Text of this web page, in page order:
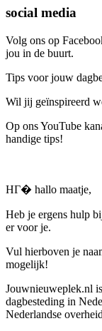
social media
Volg ons op
jou in de buurt.
Tips voor jouw
Wil jij geïnspireerd
Op ons YouTube
handige tips!
HГ� hallo maatje,
Heb je ergens hulp
er voor je.
Vul hierboven je
mogelijk!
Jouwnieuweplek.nl
dagbesteding in
Nederlandse